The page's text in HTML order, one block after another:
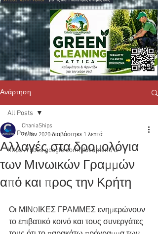
Ανάρτηση
All Posts
https://docs.google.com/document/d/
All Posts
Αλλαγές στα δρομολόγια
των Μινωικών Γραμμών
από και προς την Κρήτη
ChaniaShips
26 Ιαν 2020 διαβάστηκε 1 λεπτά
Οι ΜΙΝΩΙΚΕΣ ΓΡΑΜΜΕΣ ενημερώνουν
το επιβατικό κοινό και τους συνεργάτες